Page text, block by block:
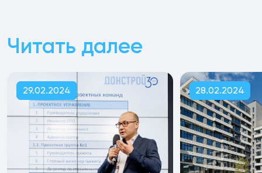
Читать далее
29.02.2024 28.02.2024